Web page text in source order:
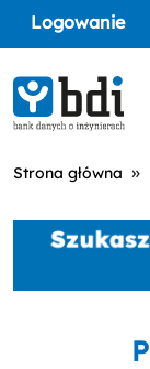
Logowanie
Strona główna »